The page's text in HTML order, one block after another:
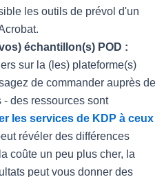
les outils de prévol d'un
échantillon(s) POD :
sur la (les) plateforme(s)
de commander auprès de
des ressources sont
les services de KDP à ceux
révéler des différences
coûte un peu plus cher, la
peut vous donner des